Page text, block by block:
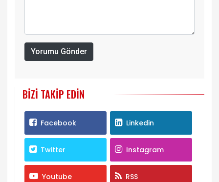
Yorumu Gönder
BIZI TAKIP EDIN
Facebook Linkedin
Twitter Instagram
Youtube RSS